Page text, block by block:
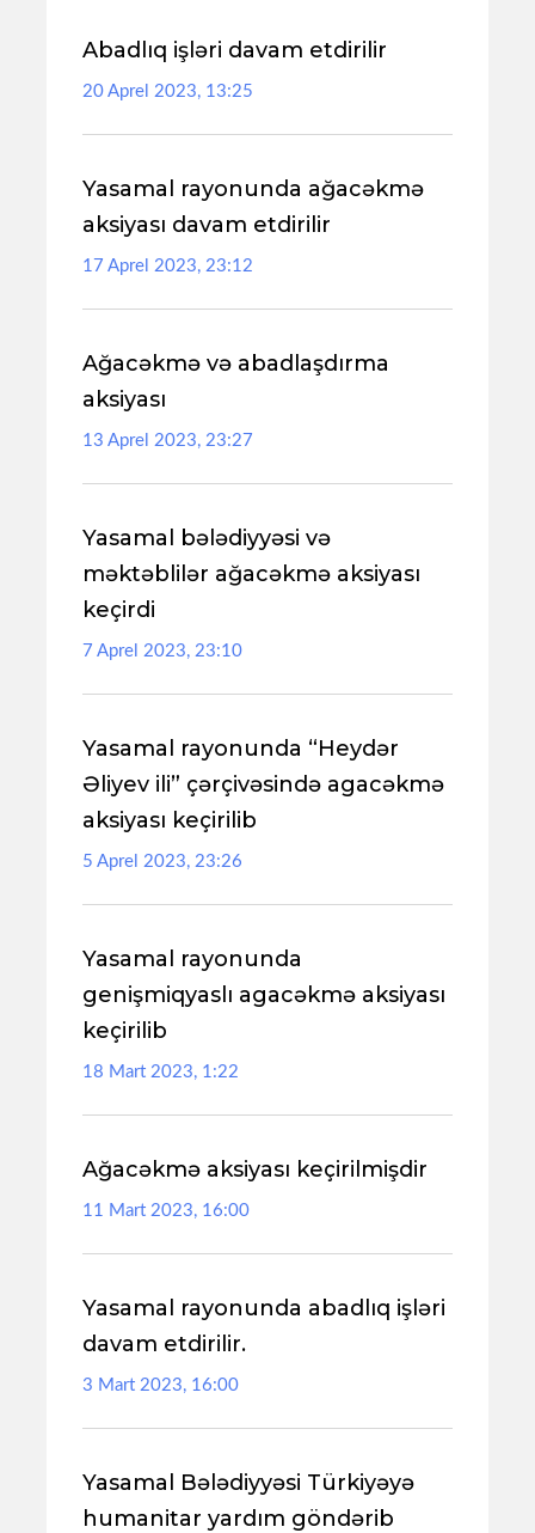
Abadlıq işləri davam etdirilir
20 Aprel 2023, 13:25
Yasamal rayonunda ağacəkmə
aksiyası davam etdirilir
17 Aprel 2023, 23:12
Ağacəkmə və abadlaşdırma
aksiyası
13 Aprel 2023, 23:27
Yasamal bələdiyyəsi və
məktəblilər ağacəkmə aksiyası
keçirdi
7 Aprel 2023, 23:10
Yasamal rayonunda “Heydər
Əliyev ili” çərçivəsində agacəkmə
aksiyası keçirilib
5 Aprel 2023, 23:26
Yasamal rayonunda
genişmiqyaslı agacəkmə aksiyası
keçirilib
18 Mart 2023, 1:22
Ağacəkmə aksiyası keçirilmişdir
11 Mart 2023, 16:00
Yasamal rayonunda abadlıq işləri
davam etdirilir.
3 Mart 2023, 16:00
Yasamal Bələdiyyəsi Türkiyəyə
humanitar yardım göndərib